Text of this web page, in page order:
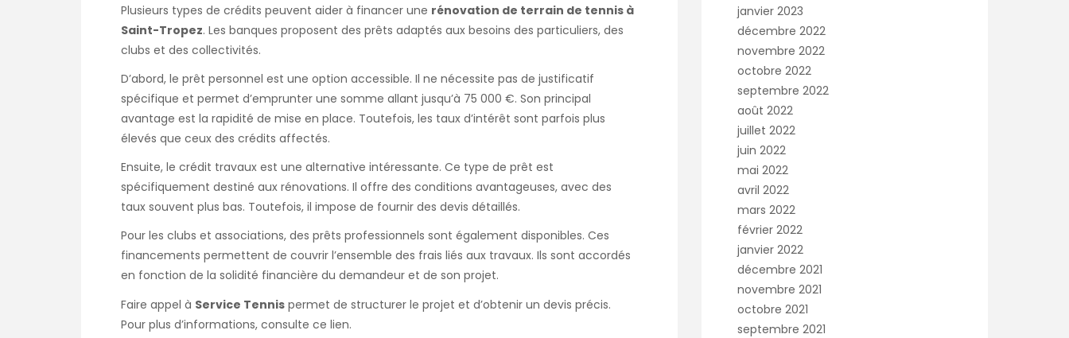
Plusieurs types de crédits peuvent aider à financer une rénovation de terrain de tennis à
Saint-Tropez. Les banques proposent des prêts adaptés aux besoins des particuliers, des
clubs et des collectivités.
D’abord, le prêt personnel est une option accessible. Il ne nécessite pas de justificatif
spécifique et permet d’emprunter une somme allant jusqu’à 75 000 €. Son principal
avantage est la rapidité de mise en place. Toutefois, les taux d’intérêt sont parfois plus
élevés que ceux des crédits affectés.
Ensuite, le crédit travaux est une alternative intéressante. Ce type de prêt est
spécifiquement destiné aux rénovations. Il offre des conditions avantageuses, avec des
taux souvent plus bas. Toutefois, il impose de fournir des devis détaillés.
Pour les clubs et associations, des prêts professionnels sont également disponibles. Ces
financements permettent de couvrir l’ensemble des frais liés aux travaux. Ils sont accordés
en fonction de la solidité financière du demandeur et de son projet.
Faire appel à Service Tennis permet de structurer le projet et d’obtenir un devis précis.
Pour plus d’informations, consulte ce lien.
janvier 2023
décembre 2022
novembre 2022
octobre 2022
septembre 2022
août 2022
juillet 2022
juin 2022
mai 2022
avril 2022
mars 2022
février 2022
janvier 2022
décembre 2021
novembre 2021
octobre 2021
septembre 2021